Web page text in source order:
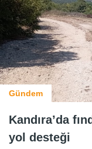
Gündem
Kandıra’da
yol desteği